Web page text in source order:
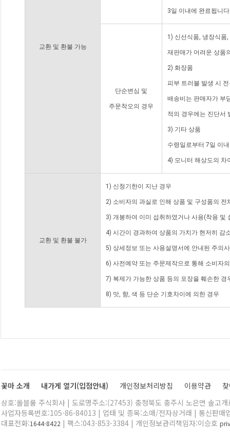
교환 및 환불 가능
3일 이내에 완료됩니
단순변심 및
주문착오의 경우
1) 신선식품, 냉장식품
재판매가 어려운 상품
2) 화장품
피부 트러블 발생 시
배송비는 판매자가 부
적의 경우에는 진단서
3) 기타 상품
수령일로부터 7일 이
4) 모니터 해상도의 차
교환 및 환불 불가
1) 신청기한이 지난 경우
2) 소비자의 과실로 인해 상품 및 구성품의
3) 개봉하여 이미 섭취하였거나 사용(착용 및
4) 시간이 경과하여 상품의 가치가 현저히 감
5) 상세정보 또는 사용설명서에 안내된 주의
6) 사전예약 또는 주문제작으로 통해 소비자
7) 복제가 가능한 상품 등의 포장을 훼손한 경
8) 맛, 향, 색 등 단순 기호차이에 의한 경우
꽃마 소개 내가게 열기(입점안내) 개인정보처리방침 이용약관
상호:올블룸 주식회사 | 도로명주소:(27453) 충청북도 충주시 노은면 솔고
사업자등록번호:105-86-84013 | 업태 및 종목:소매/전자상거래 | 통신판매
대표전화:1644-8422 | 팩스:043-853-3384 | 개인정보관리책임자:이승호